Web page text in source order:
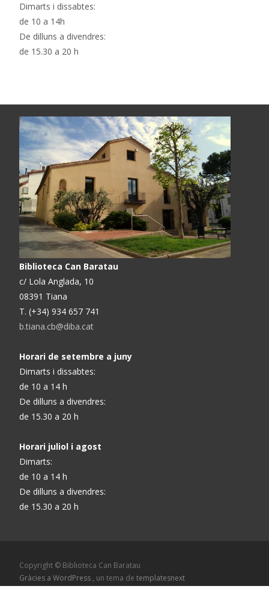
Dimarts i dissabtes:
de 10 a 14h
De dilluns a divendres:
de 15.30 a 20 h
Biblioteca Can Baratau
c/ Lola Anglada, 10
08391 Tiana
T. (+34) 934 657 741
b.tiana.cb@diba.cat
Horari de setembre a juny
Dimarts i dissabtes:
de 10 a 14 h
De dilluns a divendres:
de 15.30 a 20 h
Horari juliol i agost
Dimarts:
de 10 a 14 h
De dilluns a divendres:
de 15.30 a 20 h
Copyright © Biblioteca Can Baratau
Gràcies a WordPress , un tema de templatesnext